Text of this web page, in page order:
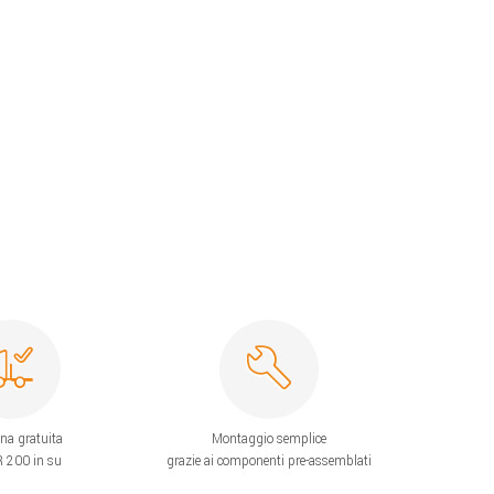
gratuita
200 in su
Montaggio semplice
grazie ai componenti pre-assemblati